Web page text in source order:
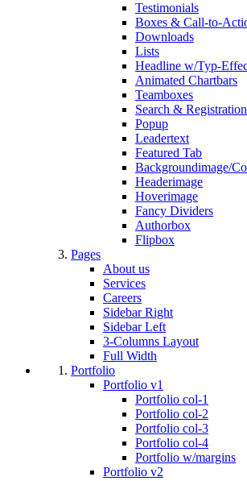
Testimonials
Boxes & Call-to-
Downloads
Lists
Headline w/Typ-
Animated Chartbars
Teamboxes
Search & Registration
Popup
Leadertext
Featured Tab
Backgroundimage/
Headerimage
Hoverimage
Fancy Dividers
Authorbox
Flipbox
Pages
About us
Services
Careers
Sidebar Right
Sidebar Left
3-Columns Layout
Full Width
Portfolio
Portfolio v1
Portfolio col-1
Portfolio col-2
Portfolio col-3
Portfolio col-4
Portfolio w/margins
Portfolio v2